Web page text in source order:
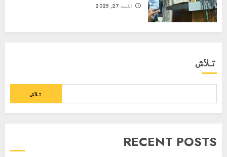
اگست 27, 2025
تلاش
تلاش
RECENT POSTS